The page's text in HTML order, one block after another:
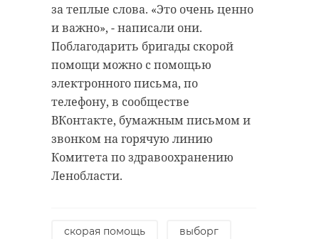
за теплые слова. «Это очень ценно
и важно», - написали они.
Поблагодарить бригады скорой
помощи можно с помощью
электронного письма, по
телефону, в сообществе
ВКонтакте, бумажным письмом и
звонком на горячую линию
Комитета по здравоохранению
Ленобласти.
скорая помощь выборг